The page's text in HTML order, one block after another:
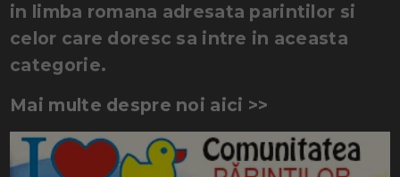
in limba romana adresata parintilor si
celor care doresc sa intre in aceasta
categorie.
Mai multe despre noi aici >>